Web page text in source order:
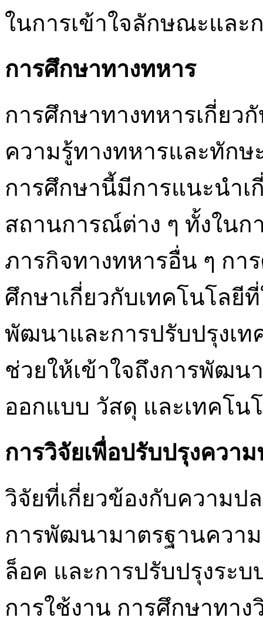
ในการเข้าใจลักษณะแล
การศึกษาทางทหาร
การศึกษาทางทหารเกี่ยว
ความรู้ทางทหารและทักษ
การศึกษานี้มีการแนะนำ
สถานการณ์ต่าง ๆ ทั้งในก
ภารกิจทางทหารอื่น ๆ กา
ศึกษาเกี่ยวกับเทคโนโล
พัฒนาและการปรับปรุงเท
ช่วยให้เข้าใจถึงการพัฒ
ออกแบบ วัสดุ และเทคโน
การวิจัยเพื่อปรับปรุงควา
วิจัยที่เกี่ยวข้องกับความ
การพัฒนามาตรฐานควา
ล็อค และการปรับปรุงระ
การใช้งาน การศึกษาทา